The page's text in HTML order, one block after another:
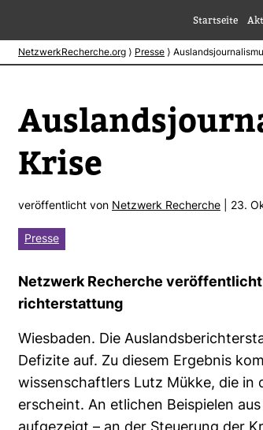
Startseite
NetzwerkRecherche.org ⟩ Presse ⟩
Krise
ver­öf­fent­licht von Netz­werk Recherche | 23.
Presse
Netz­werk Recherche
richt­erstat­tung
Wies­baden. Die
Defi­zite auf. Zu diesem Ergebnis
wis­sen­schaft­lers Lutz Mükke, die in
erscheint. An etli­chen Bei­spielen